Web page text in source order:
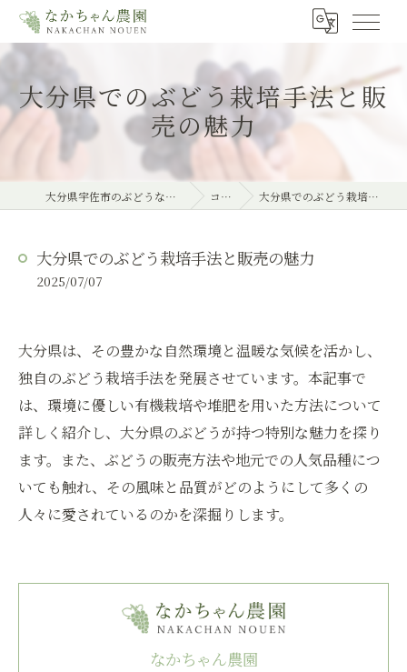
大分県でのぶどう栽培手法と販
売の魅力
大分県宇佐市のぶどうならなかちゃん農園 コラム 大分県でのぶどう栽培手法と販売の魅力
大分県でのぶどう栽培手法と販売の魅力
2025/07/07
大分県は、その豊かな自然環境と温暖な気候を活かし、
独自のぶどう栽培手法を発展させています。本記事で
は、環境に優しい有機栽培や堆肥を用いた方法について
詳しく紹介し、大分県のぶどうが持つ特別な魅力を探り
ます。また、ぶどうの販売方法や地元での人気品種につ
いても触れ、その風味と品質がどのようにして多くの
人々に愛されているのかを深掘りします。
なかちゃん農園